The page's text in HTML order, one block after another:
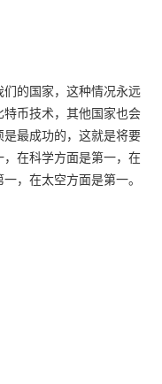
的国家，这种情况永远
币技术，其他国家也会
最成功的，这就是将要
在科学方面是第一，在
，在太空方面是第一。